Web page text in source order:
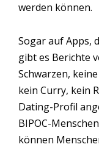
werden können.
Sogar auf Apps,
gibt es Berichte
Schwarzen, keine
kein Curry, kein
Dating-Profil
BIPOC-
können